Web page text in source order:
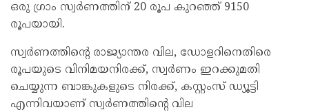
ഒരു ഗ്രാം സ്വർണത്തിന് 20 രൂപ കുറഞ്ഞ് 9150
രൂപയായി.
സ്വര്‍ണത്തിന്റെ രാജ്യാന്തര വില, ഡോളറിനെതിരെ
രൂപയുടെ വിനിമയനിരക്ക്, സ്വര്‍ണം ഇറക്കുമതി
ചെയ്യുന്ന ബാങ്കുകളുടെ നിരക്ക്, കസ്റ്റംസ് ഡ്യൂട്ടി
എന്നിവയാണ് സ്വര്‍ണത്തിന്റെ വില